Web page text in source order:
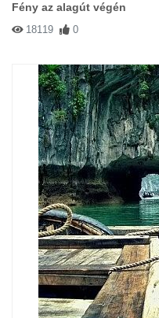
Fény az alagút végén
18119 0